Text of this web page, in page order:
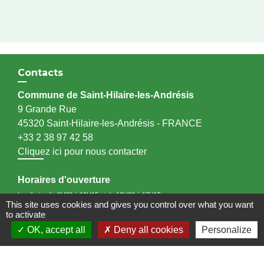
Contacts
Commune de Saint-Hilaire-les-Andrésis
9 Grande Rue
45320 Saint-Hilaire-les-Andrésis - FRANCE
+33 2 38 97 42 58
Cliquez ici pour nous contacter
Horaires d'ouverture
Lundi - jeudi : 8H30 à 12H15 et de 13H30 à 17H15
Mardi : 8H30 à 12H15 - Fermé au public l'après-midi (accueil et téléphone)
Mercredi : 8H30 à 12H15 et de 13H30 à 16H15
Vendredi : 8H 30 à 12H15 et de 13H30 à 16H45.
This site uses cookies and gives you control over what you want
to activate
OK, accept all
Deny all cookies Personalize